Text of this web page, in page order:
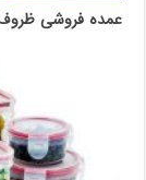
عمده فروشی ظروف